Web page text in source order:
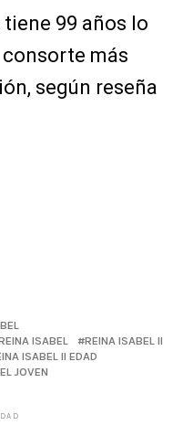
99 años lo
más
según reseña
ISABEL
REINA ISABEL II
ISABEL II EDAD
JOVEN